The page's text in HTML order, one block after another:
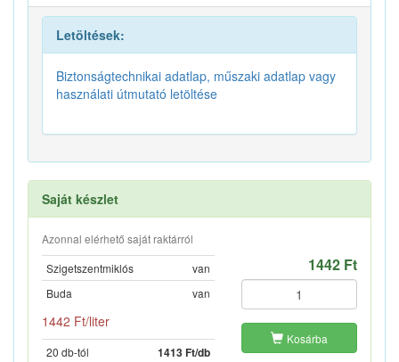
Letöltések:
Biztonságtechnikai adatlap, műszaki adatlap vagy
használati útmutató letöltése
Saját készlet
Azonnal elérhető saját raktárról
Szigetszentmiklós
van
Buda
van
1442 Ft/liter
20 db-tól 1413 Ft/db
1442 Ft
Kosárba